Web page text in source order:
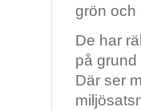
grön och
De har
på grund
Där ser